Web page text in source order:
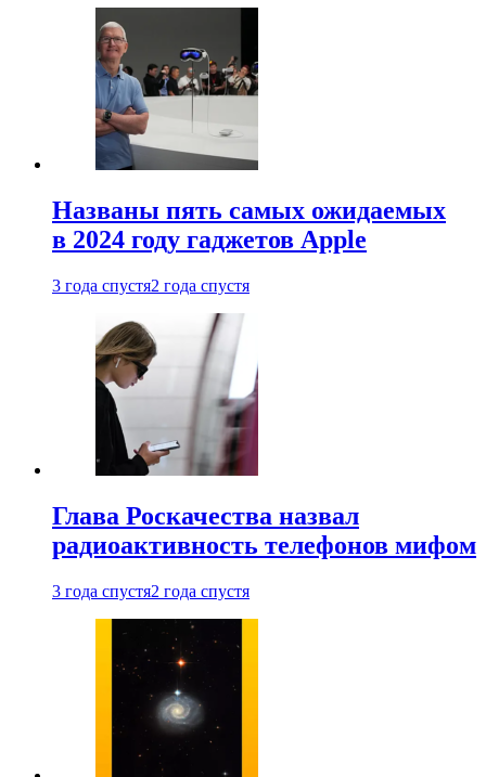
Названы пять самых ожидаемых
в 2024 году гаджетов Apple
3 года спустя2 года спустя
Глава Роскачества назвал
радиоактивность телефонов мифом
3 года спустя2 года спустя